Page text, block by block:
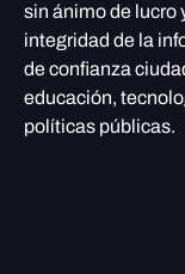
sin ánimo de lucro
integridad de la
de confianza
educación,
políticas públicas.